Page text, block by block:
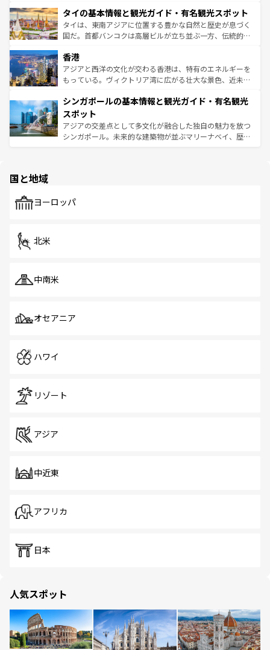
わってみてほしい。 なお、新着の韓国情報はコンテンツ一
覧 を参照してほしい。
急速な発展と共に伝統が息づく。ハノイの古い町並みやホ
ーチミン市のフランス統治時代の建物も、独特の雰囲気を
醸し出している。また、バラエティの豊かさとおいしさで
とつ。フォーやバインミー、ベトナムコーヒーなどは、ぜ
ひ現地で味わいたい。どの地域を訪れてもあたたかい人々
が旅行者を迎えてくれるので、きっと忘れられない旅にな
参照してほしい。
タイの基本情報と観光ガイド・有名観光スポット
タイは、東南アジアに位置する豊かな自然と歴史が息づく
国だ。首都バンコクは高層ビルが立ち並ぶ一方、伝統的な
の活気が交差している。北部ではチェンマイなどの山岳地
帯で自然と触れ合い、南部ではプーケットやクラビの美し
いビーチでリゾート気分を楽しむことができる。タイ料理
激する。気候は一年中温暖で、どの季節にも異なる楽しみ
が待っている。親しみやすいタイの人々、仏教を中心とし
た文化、そして多様な観光資源が、訪れる旅人を魅了し続
ける。 なお、新着のタイ情報はコンテンツ一覧を参照して
香港
アジアと西洋の文化が交わる香港は、特有のエネルギーを
もっている。ヴィクトリア湾に広がる壮大な景色、近未来
み、どこを訪れても感動するはず。観光スポットが密集し
ており、効率よく見どころを回れるのも魅力。息をのむよ
うな絶景から文化的な体験まで、香港を存分に楽しみ尽く
そう。 なお、新着の香港情報はコンテンツ一覧を参照して
シンガポールの基本情報と観光ガイド・有名観光
スポット
アジアの交差点として多文化が融合した独自の魅力を放つ
シンガポール。未来的な建築物が並ぶマリーナベイ、歴史
で、ホーカーズは地元の風情を楽しめる外せないスポット
国と地域
ヨーロッパ
北米
中南米
オセアニア
ハワイ
リゾート
アジア
中近東
アフリカ
日本
人気スポット